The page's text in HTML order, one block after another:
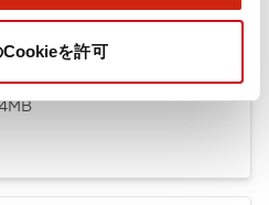
を許可
トロールユニット（英語）